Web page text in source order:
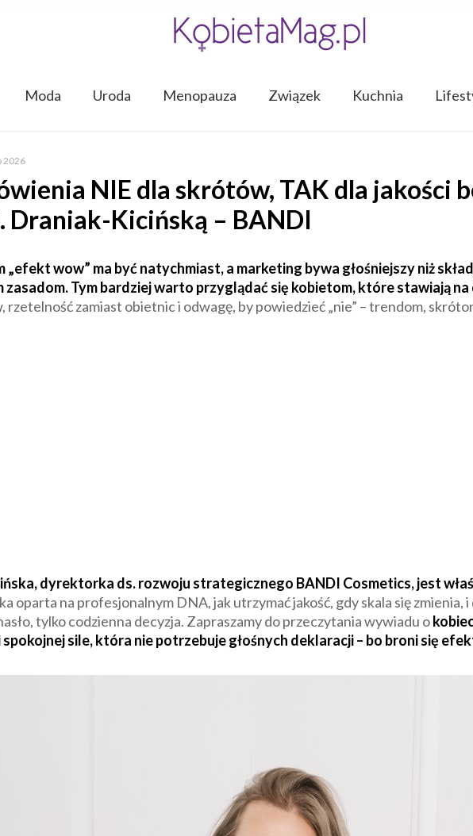
Moda Uroda Menopauza Związek Kuchnia
2026
NIE dla skrótów, TAK dla jakości
Draniak-Kicińską – BANDI
„efekt wow” ma być natychmiast, a marketing bywa głośniejszy niż
zasadom. Tym bardziej warto przyglądać się kobietom, które stawiają na
zamiast obietnic i odwagę, by powiedzieć „nie” – trendom,
dyrektorka ds. rozwoju strategicznego BANDI Cosmetics, jest
oparta na profesjonalnym DNA, jak utrzymać jakość, gdy skala się zmienia,
tylko codzienna decyzja. Zapraszamy do przeczytania wywiadu o
sile, która nie potrzebuje głośnych deklaracji – bo broni się